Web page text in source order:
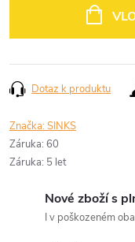
Dotaz k produktu
Značka:SINKS
Záruka: 60
Záruka: 5 let
Nové zboží s
I v poškozeném